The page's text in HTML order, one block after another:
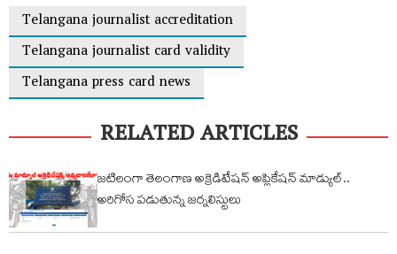
Telangana journalist accreditation
Telangana journalist card validity
Telangana press card news
RELATED ARTICLES
జటిలంగా తెలంగాణ అక్రెడిటేషన్ అప్లికేషన్ మాడ్యుల్..
అరిగోస పడుతున్న జర్నలిస్టులు